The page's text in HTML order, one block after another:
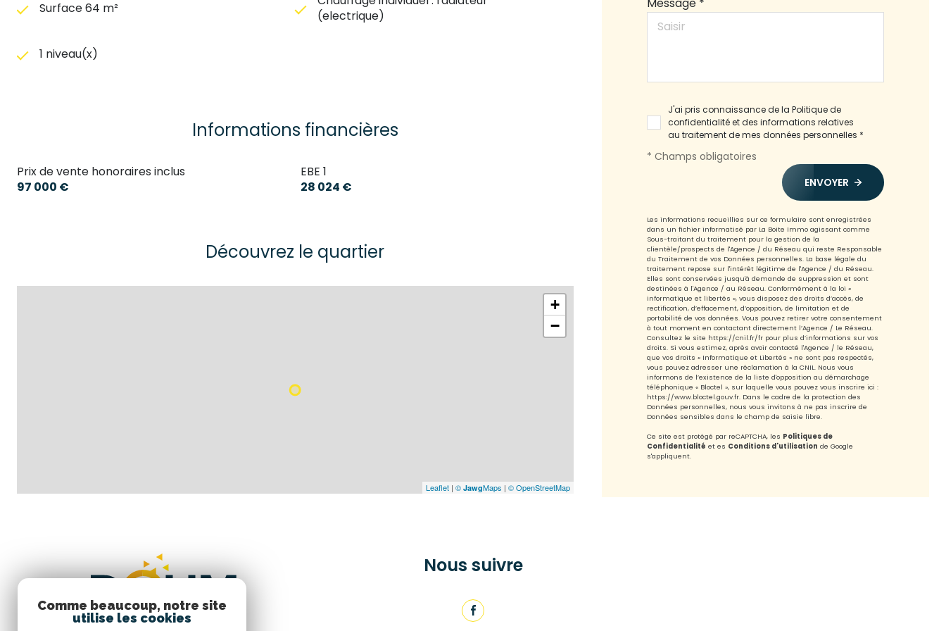
Surface 64 m²
(electrique)
1 niveau(x)
Informations financières
Prix de vente honoraires inclus
97 000 €
EBE 1
28 024 €
Découvrez le quartier
+
−
Leaflet| © JawgMaps | © OpenStreetMap
J'ai pris connaissance de la Politique de
confidentialité et des informations relatives
au traitement de mes données personnelles *
* Champs obligatoires
ENVOYER
Les informations recueillies sur ce formulaire sont enregistrées
dans un fichier informatisé par La Boite Immo agissant comme
Sous-traitant du traitement pour la gestion de la
clientèle/prospects de l'Agence / du Réseau qui reste Responsable
du Traitement de vos Données personnelles. La base légale du
traitement repose sur l'intérêt légitime de l'Agence / du Réseau.
Elles sont conservées jusqu'à demande de suppression et sont
destinées à l'Agence / au Réseau. Conformément à la loi «
informatique et libertés », vous disposez des droits d’accès, de
rectification, d’effacement, d’opposition, de limitation et de
portabilité de vos données. Vous pouvez retirer votre consentement
à tout moment en contactant directement l’Agence / Le Réseau.
Consultez le site https://cnil.fr/frpour plus d’informations sur vos
droits. Si vous estimez, après avoir contacté l'Agence / le Réseau,
que vos droits « Informatique et Libertés » ne sont pas respectés,
vous pouvez adresser une réclamation à la CNIL. Nous vous
informons de l’existence de la liste d'opposition au démarchage
téléphonique « Bloctel », sur laquelle vous pouvez vous inscrire ici :
https://www.bloctel.gouv.fr. Dans le cadre de la protection des
Données personnelles, nous vous invitons à ne pas inscrire de
Données sensibles dans le champ de saisie libre.
Ce site est protégé par reCAPTCHA, les Politiques de
Confidentialité et es Conditions d'utilisation de Google
s'appliquent.
Nous suivre
Comme beaucoup, notre site
utilise les cookies